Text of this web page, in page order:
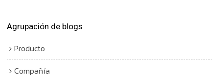
Agrupación de blogs
Producto
Compañía